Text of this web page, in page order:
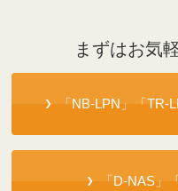
まずはお気
「NB-LPN」「TR-
「D-NAS」